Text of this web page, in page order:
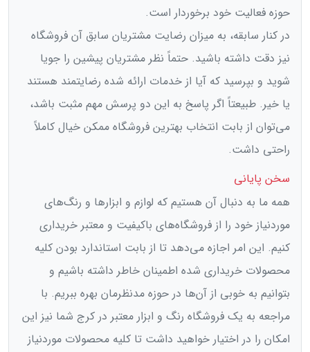
حوزه فعالیت خود برخوردار است.
در کنار سابقه، به میزان رضایت مشتریان سابق آن فروشگاه
نیز دقت داشته باشید. حتماً نظر مشتریان پیشین را جویا
شوید و بپرسید که آیا از خدمات ارائه شده رضایتمند هستند
یا خیر. طبیعتاً اگر پاسخ به این دو پرسش مهم مثبت باشد،
می‌توان از بابت انتخاب بهترین فروشگاه ممکن خیال کاملاً
راحتی داشت.
سخن پایانی
همه ما به دنبال آن هستیم که لوازم و ابزارها و رنگ‌های
موردنیاز خود را از فروشگاه‌های باکیفیت و معتبر خریداری
کنیم. این امر اجازه می‌دهد تا از بابت استاندارد بودن کلیه
محصولات خریداری شده اطمینان خاطر داشته باشیم و
بتوانیم به خوبی از آن‌ها در حوزه مدنظرمان بهره ببریم. با
مراجعه به یک فروشگاه رنگ و ابزار معتبر در کرج شما نیز این
امکان را در اختیار خواهید داشت تا کلیه محصولات موردنیاز